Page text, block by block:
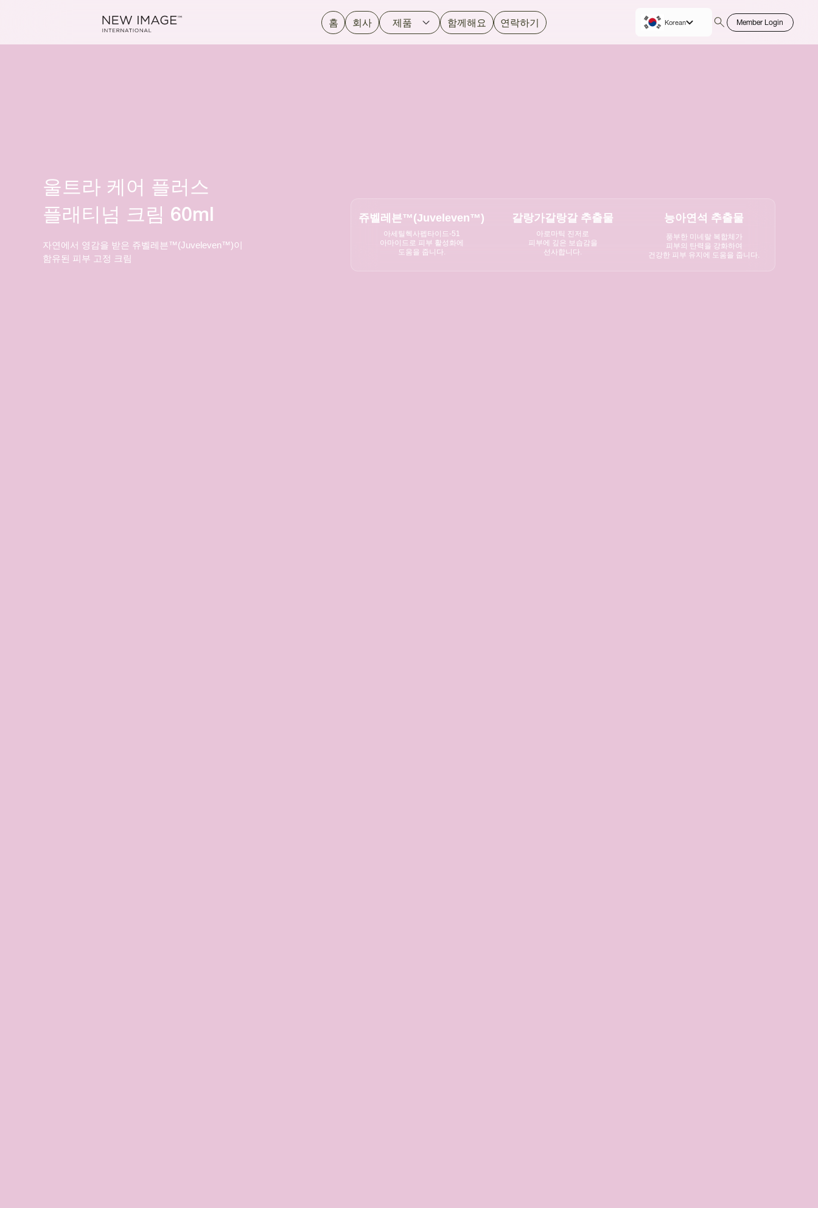
울트라 케어 플러스
플래티넘 크림 60ml
자연에서 영감을 받은 쥬벨레븐™(Juveleven™)이
함유된 피부 고정 크림
쥬벨레븐™(Juveleven™)
아세틸헥사펩타이드-51
아마이드로 피부 활성화에
도움을 줍니다.
갈랑가갈랑갈 추출물
아로마틱 진저로
피부에 깊은 보습감을
선사합니다.
능아연석 추출물
풍부한 미네랄 복합체가
피부의 탄력을 강화하여
건강한 피부 유지에 도움을 줍니다.
홈 회사 제품 함께해요 연락하기 Korean Member Login